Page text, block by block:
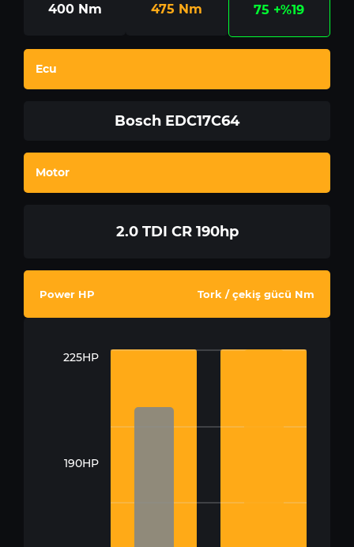
400 Nm 475 Nm 75 +%19
Ecu
Bosch EDC17C64
Motor
2.0 TDI CR 190hp
Power HP Tork / çekiş gücü Nm
225HP
190HP